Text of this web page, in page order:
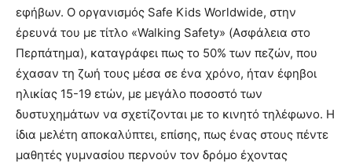
εφήβων. Ο οργανισμός Safe Kids Worldwide, στην
έρευνά του με τίτλο «Walking Safety» (Ασφάλεια στο
Περπάτημα), καταγράφει πως το 50% των πεζών, που
έχασαν τη ζωή τους μέσα σε ένα χρόνο, ήταν έφηβοι
ηλικίας 15-19 ετών, με μεγάλο ποσοστό των
δυστυχημάτων να σχετίζονται με το κινητό τηλέφωνο. Η
ίδια μελέτη αποκαλύπτει, επίσης, πως ένας στους πέντε
μαθητές γυμνασίου περνούν τον δρόμο έχοντας